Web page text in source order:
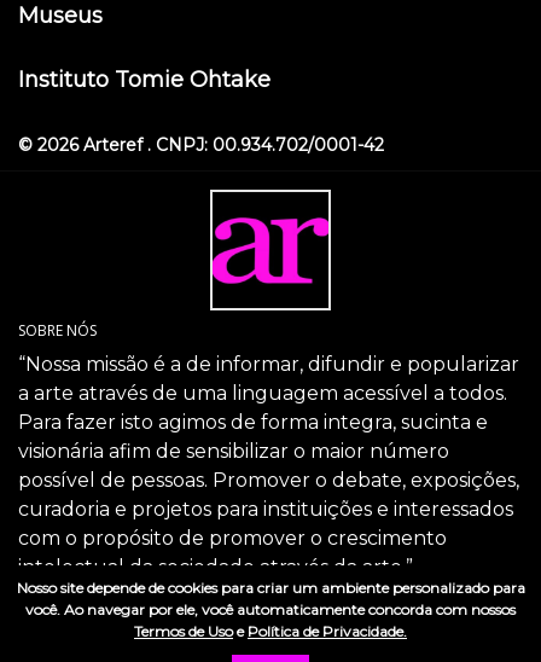
Museus
Instituto Tomie Ohtake
© 2026 Arteref . CNPJ: 00.934.702/0001-42
SOBRE NÓS
“Nossa missão é a de informar, difundir e popularizar
a arte através de uma linguagem acessível a todos.
Para fazer isto agimos de forma integra, sucinta e
visionária afim de sensibilizar o maior número
possível de pessoas. Promover o debate, exposições,
curadoria e projetos para instituições e interessados
com o propósito de promover o crescimento
intelectual da sociedade através da arte.”
SIGA-NOS
Nosso site depende de cookies para criar um ambiente personalizado para
você. Ao navegar por ele, você automaticamente concorda com nossos
Termos de Usoe Política de Privacidade.